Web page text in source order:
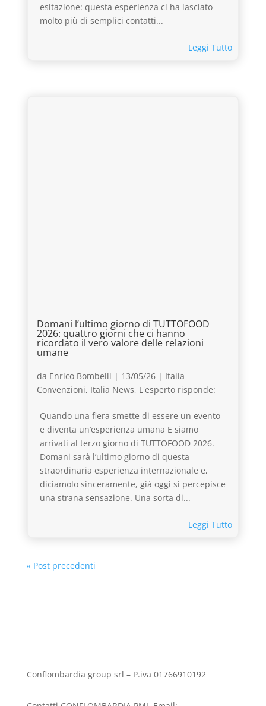
esitazione: questa esperienza ci ha lasciato
molto più di semplici contatti...
Leggi Tutto
Domani l’ultimo giorno di TUTTOFOOD
2026: quattro giorni che ci hanno
ricordato il vero valore delle relazioni
umane
da Enrico Bombelli | 13/05/26| Italia
Convenzioni, Italia News, L'esperto risponde:
Quando una fiera smette di essere un evento
e diventa un’esperienza umana E siamo
arrivati al terzo giorno di TUTTOFOOD 2026.
Domani sarà l’ultimo giorno di questa
straordinaria esperienza internazionale e,
diciamolo sinceramente, già oggi si percepisce
una strana sensazione. Una sorta di...
Leggi Tutto
« Post precedenti
Conflombardia group srl – P.iva 01766910192